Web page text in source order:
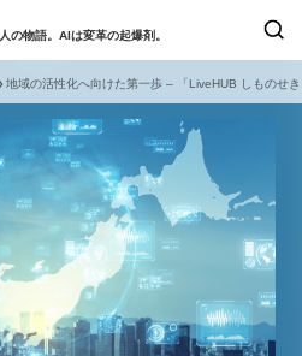
の物語。AIは変革の起爆剤。
インタビュー
ニュース
日本オムニチャネル協会
プページ
特集
動画
予定のセミナー
12開催】「イノベーションを
地域の活性化へ向けた第一歩 – 「LiveHUB しものせ